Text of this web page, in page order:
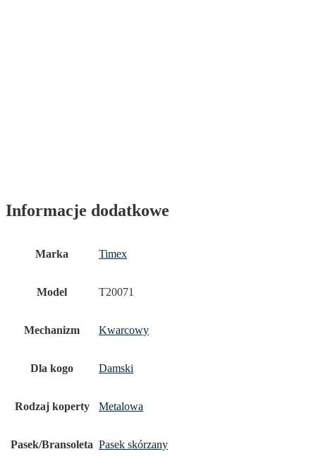
Informacje dodatkowe
Marka Timex
Model T20071
Mechanizm Kwarcowy
Dla kogo Damski
Rodzaj koperty Metalowa
Pasek/Bransoleta Pasek skórzany